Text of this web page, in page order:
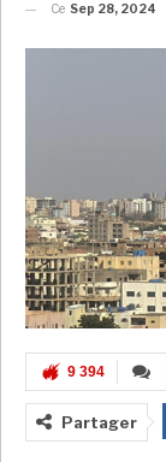
Ce Sep 28, 2024
9 394
Partager